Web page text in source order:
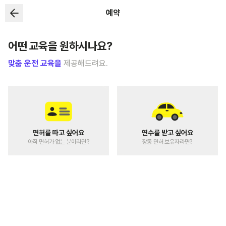
예약
어떤 교육을 원하시나요?
맞춤 운전 교육을 제공해드려요.
면허를 따고 싶어요
아직 면허가 없는 분이라면?
연수를 받고 싶어요
장롱 면허 보유자라면?